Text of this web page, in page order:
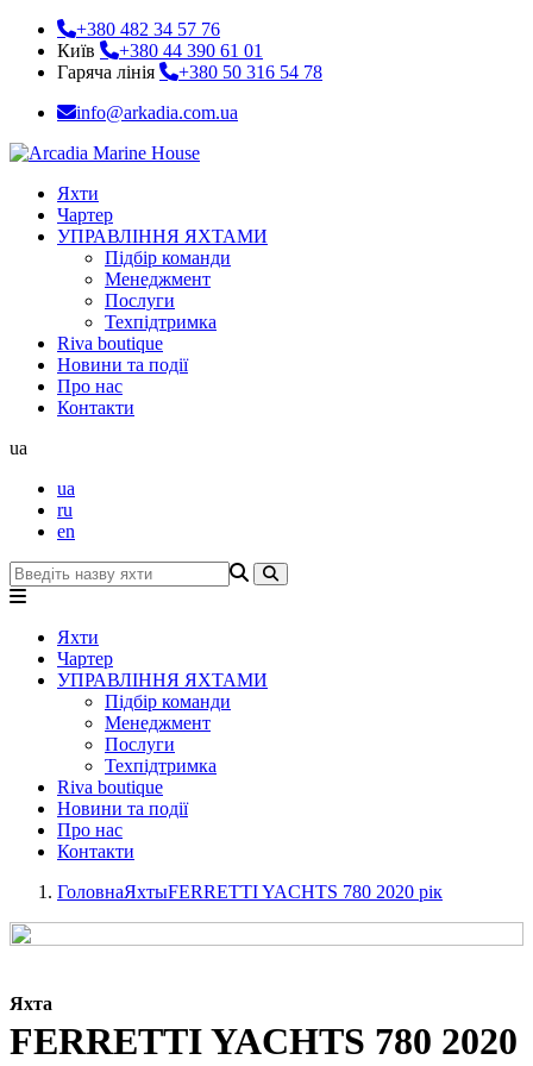
+380 482 34 57 76
Київ
+380 44 390 61 01
Гаряча лінія
+380 50 316 54 78
info@arkadia.com.ua
Яхти
Чартер
УПРАВЛІННЯ ЯХТАМИ
Підбір команди
Менеджмент
Послуги
Техпідтримка
Riva boutique
Новини та події
Про нас
Контакти
ua
ua
ru
en
Яхти
Чартер
УПРАВЛІННЯ ЯХТАМИ
Підбір команди
Менеджмент
Послуги
Техпідтримка
Riva boutique
Новини та події
Про нас
Контакти
ГоловнаЯхтыFERRETTI YACHTS 780 2020 рік
Яхта
FERRETTI YACHTS 780 2020